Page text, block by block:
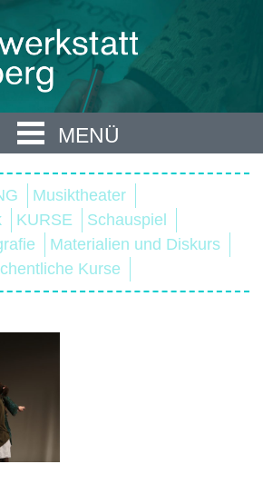
MENÜ
Musiktheater
KURSE
Schauspiel
Materialien und Diskurs
Kurse